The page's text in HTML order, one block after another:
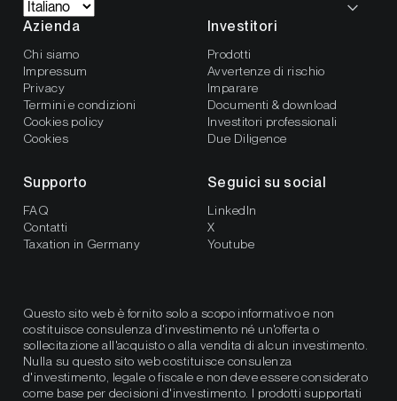
Azienda
Chi siamo
Impressum
Privacy
Termini e condizioni
Cookies policy
Cookies
Investitori
Prodotti
Avvertenze di rischio
Imparare
Documenti & download
Investitori professionali
Due Diligence
Supporto
FAQ
Contatti
Taxation in Germany
Seguici su social
LinkedIn
X
Youtube
Questo sito web è fornito solo a scopo informativo e non
costituisce consulenza d'investimento né un'offerta o
sollecitazione all'acquisto o alla vendita di alcun investimento.
Nulla su questo sito web costituisce consulenza
d'investimento, legale o fiscale e non deve essere considerato
come base per decisioni d'investimento. I prodotti supportati